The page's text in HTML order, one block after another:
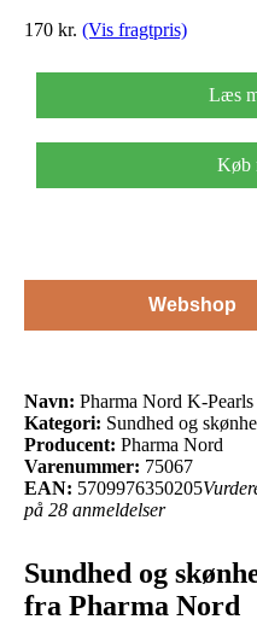
170 kr. (Vis fragtpris)
Læs
Køb
Webshop
Navn: Pharma Nord K-
Kategori: Sundhed og
Producent: Pharma Nord
Varenummer: 75067
EAN: 5709976350205
på 28 anmeldelser
Sundhed og
fra Pharma Nord